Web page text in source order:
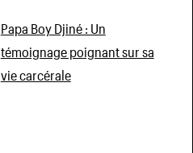
Papa Boy Djiné : Un
témoignage poignant sur sa
vie carcérale